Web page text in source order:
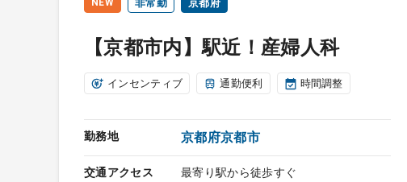
NEW 非常勤 京都府
【京都市内】駅近！産婦人科
インセンティブ 通勤便利 時間調整
勤務地 京都府京都市
交通アクセス
最寄り駅から徒歩すぐ